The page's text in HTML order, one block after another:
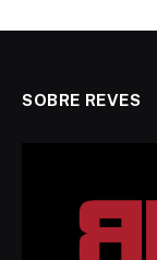
SOBRE REVES